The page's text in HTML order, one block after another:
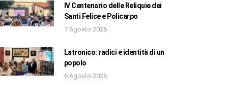
IV Centenario delle Reliquie dei
Santi Felice e Policarpo
7 Agosto 2026
Latronico: radici e identità di un
popolo
6 Agosto 2026